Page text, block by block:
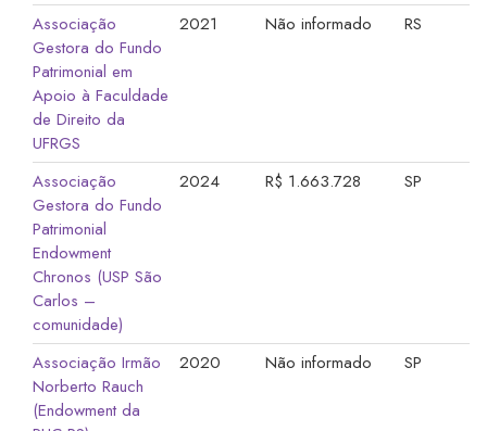
Associação
Gestora do Fundo
Patrimonial em
Apoio à Faculdade
de Direito da
UFRGS
2021 Não informado RS
Associação
Gestora do Fundo
Patrimonial
Endowment
Chronos (USP São
Carlos –
comunidade)
2024 R$ 1.663.728 SP
Associação Irmão
Norberto Rauch
(Endowment da
2020 Não informado SP